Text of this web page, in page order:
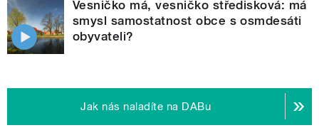
Vesničko má, vesničko středisková: má
smysl samostatnost obce s osmdesáti
obyvateli?
Jak nás naladíte na DABu